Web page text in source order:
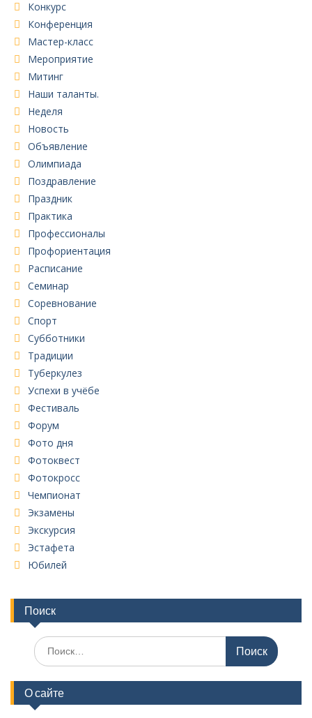
Конкурс
Конференция
Мастер-класс
Мероприятие
Митинг
Наши таланты.
Неделя
Новость
Объявление
Олимпиада
Поздравление
Праздник
Практика
Профессионалы
Профориентация
Расписание
Семинар
Соревнование
Спорт
Субботники
Традиции
Туберкулез
Успехи в учёбе
Фестиваль
Форум
Фото дня
Фотоквест
Фотокросс
Чемпионат
Экзамены
Экскурсия
Эстафета
Юбилей
Поиск
Поиск
по:
О сайте